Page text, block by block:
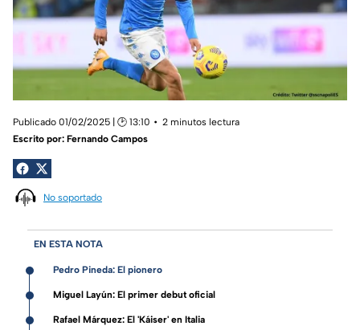
Publicado 01/02/2025 | 🕑 13:10
2 minutos lectura
Escrito por: Fernando Campos
No soportado
EN ESTA NOTA
Pedro Pineda: El pionero
Miguel Layún: El primer debut oficial
Rafael Márquez: El 'Káiser' en Italia